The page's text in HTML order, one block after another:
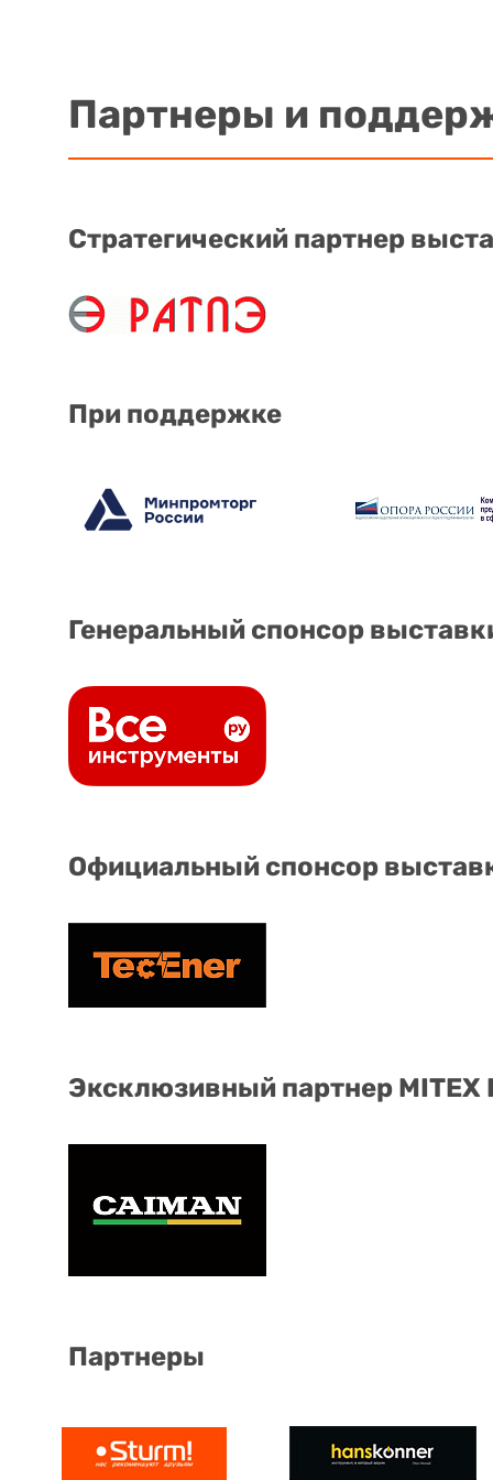
Партнеры и
Стратегический партнер
При поддержке
Генеральный спонсор
Официальный спонсор
Эксклюзивный партнер
Партнеры